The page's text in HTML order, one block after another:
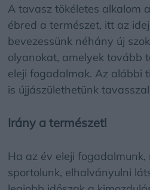
A tavasz tökéletes alkalom
ébred a természet, itt az
bevezessünk néhány új
olyanokat, amelyek tovább
eleji fogadalmak. Az alábbi
is újjászülethetünk
Irány a természet!
Ha az év eleji
sportolunk, elhalványulni